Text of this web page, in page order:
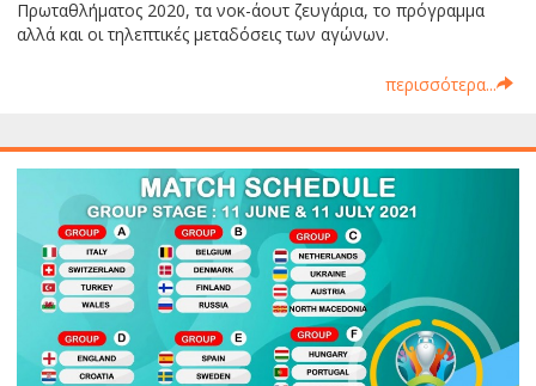
Πρωταθλήματος 2020, τα νοκ-άουτ ζευγάρια, το πρόγραμμα
αλλά και οι τηλεπτικές μεταδόσεις των αγώνων.
περισσότερα...